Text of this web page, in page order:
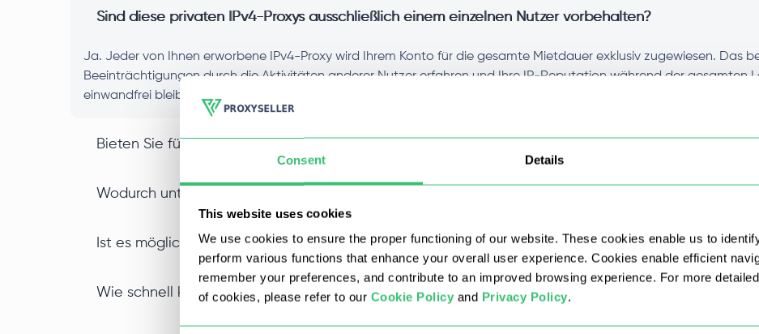
Consent Details
This website uses cookies
We use cookies to ensure the proper functioning of our website. These cookies enable us to
perform various functions that enhance your overall user experience. Cookies enable efficient
remember your preferences, and contribute to an improved browsing experience. For more
of cookies, please refer to our Cookie Policy and Privacy Policy.
Sind diese privaten IPv4-Proxys ausschließlich einem einzelnen Nutzer vorbehalten?
Ja. Jeder von Ihnen erworbene IPv4-Proxy wird Ihrem Konto für die gesamte Mietdauer exklusiv zugewiesen. Das
Beeinträchtigungen durch die Aktivitäten anderer Nutzer erfahren und Ihre IP-Reputation während der gesamten
einwandfrei bleibt. Die Leistung bleibt konstant, da die Adresse ausschließlich Ihnen gehört.
Bieten Sie für alle Tarife Unterstützung für IPv4-SOCKS5-Proxys an?
Wodurch unterscheidet sich ein IPv4-Rechenzentrums-Proxy von anderen Arten?
Ist es möglich, IPv4-Proxys in großen Mengen mit einem Rabatt zu kaufen?
Wie schnell kann ich meinen privaten IPv4-Proxy nach dem Kauf nutzen?